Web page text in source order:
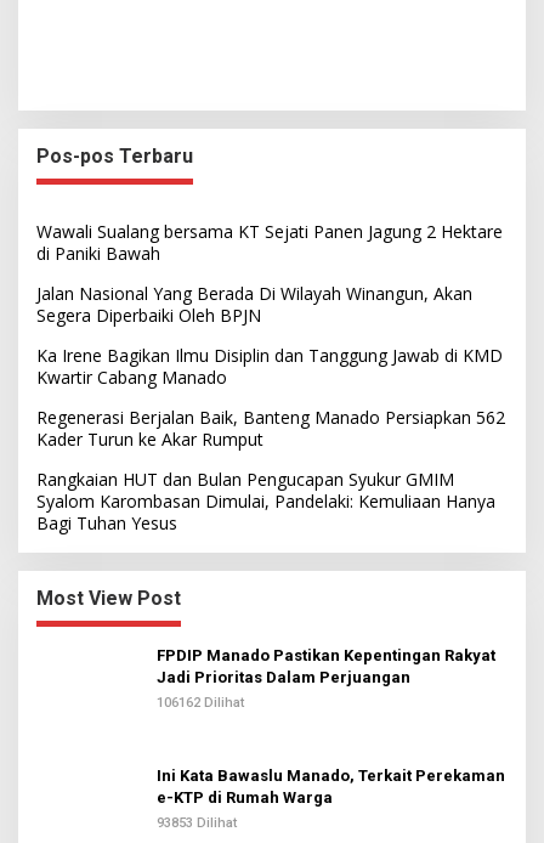
Pos-pos Terbaru
Wawali Sualang bersama KT Sejati Panen Jagung 2 Hektare
di Paniki Bawah
Jalan Nasional Yang Berada Di Wilayah Winangun, Akan
Segera Diperbaiki Oleh BPJN
Ka Irene Bagikan Ilmu Disiplin dan Tanggung Jawab di KMD
Kwartir Cabang Manado
Regenerasi Berjalan Baik, Banteng Manado Persiapkan 562
Kader Turun ke Akar Rumput
Rangkaian HUT dan Bulan Pengucapan Syukur GMIM
Syalom Karombasan Dimulai, Pandelaki: Kemuliaan Hanya
Bagi Tuhan Yesus
Most View Post
FPDIP Manado Pastikan Kepentingan Rakyat
Jadi Prioritas Dalam Perjuangan
106162 Dilihat
Ini Kata Bawaslu Manado, Terkait Perekaman
e-KTP di Rumah Warga
93853 Dilihat